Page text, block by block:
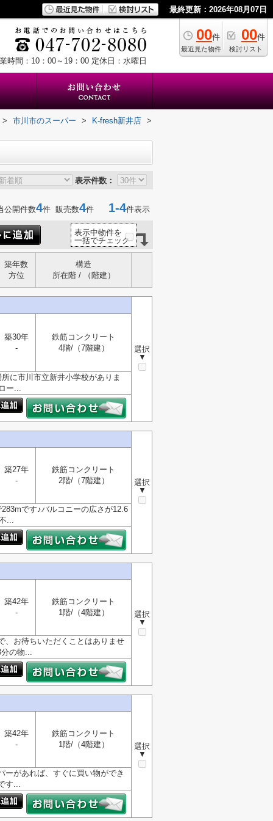
最終更新：2026年08月07日
00件
最近見た物件
00件
検討リスト
時間：10：00～19：00 定休日：水曜日
> 市川市のスーパー > K-fresh新井店 >
表示件数：
公開件数4件 販売数4件 1-4件表示
表示中物件を
一括でチェック
築年数
方位
構造
所在階 / （階建）
選択
▼
築30年
-
鉄筋コンクリート
4階/（7階建）
に市川市立新井小学校がありま
ー...
選択
▼
築27年
-
鉄筋コンクリート
2階/（7階建）
です♪バルコニーの広さが12.6
...
選択
▼
築42年
-
鉄筋コンクリート
1階/（4階建）
、お待ちいただくことはありませ
の物...
選択
▼
築42年
-
鉄筋コンクリート
1階/（4階建）
ーがあれば、すぐに買い物ができ
す...